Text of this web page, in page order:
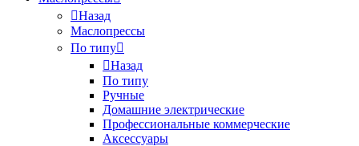
Назад
Маслопрессы
По типу
Назад
По типу
Ручные
Домашние электрические
Профессиональные коммерческие
Аксессуары